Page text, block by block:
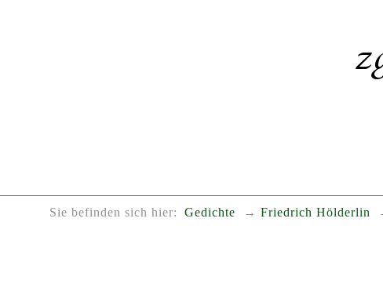
Sie befinden sich hier: Gedichte Friedrich Hölderlin